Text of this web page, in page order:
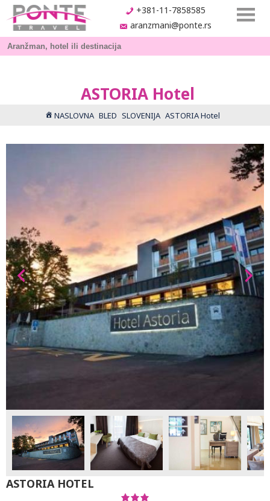
+381-11-7858585
aranzmani@ponte.rs
ASTORIA Hotel
NASLOVNA BLED SLOVENIJA ASTORIA Hotel
ASTORIA HOTEL